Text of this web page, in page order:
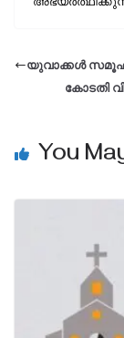
യുവാക്കള്‍
കോടതി
You